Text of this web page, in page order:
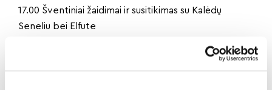
17.00 Šventiniai žaidimai ir susitikimas su Kalėdų
Seneliu bei Elfute
audiovizualinė misterija „Žodis, kuris neužgęsta“.
Projektas sujungia muziką, chorą, teatrą, judesį ir